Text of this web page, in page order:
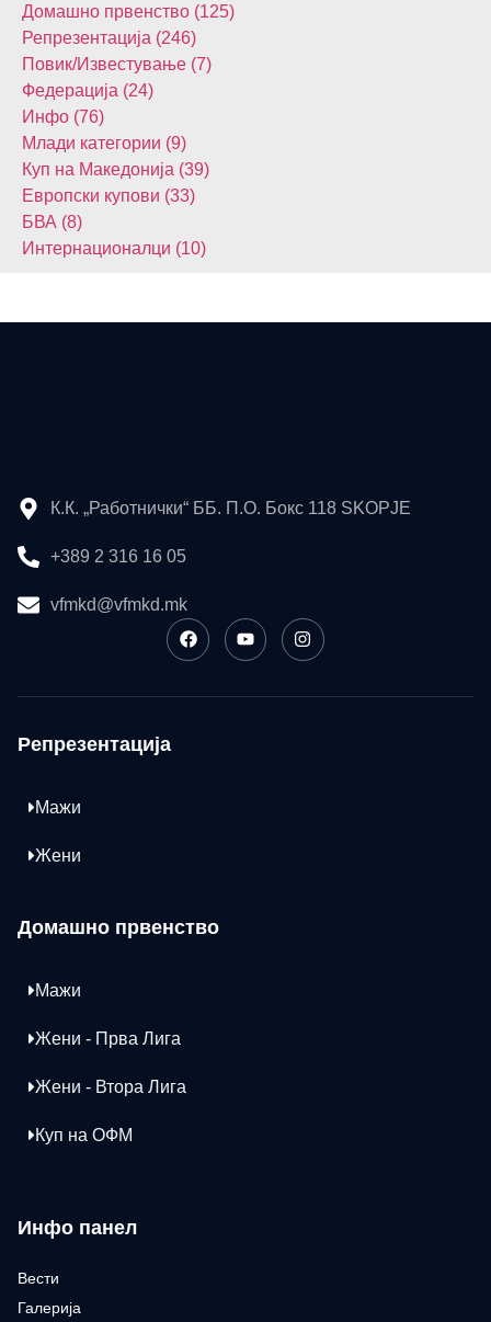
Домашнo првенство (125)
Репрезентација (246)
Повик/Известување (7)
Федерација (24)
Инфо (76)
Млади категории (9)
Куп на Македонија (39)
Европски купови (33)
БВА (8)
Интернационалци (10)
К.К. „Работнички“ ББ. П.О. Бокс 118 SKOPJE
+389 2 316 16 05
vfmkd@vfmkd.mk
Репрезентација
Мажи
Жени
Домашно првенство
Мажи
Жени - Прва Лига
Жени - Втора Лига
Куп на ОФМ
Инфо панел
Вести
Галерија